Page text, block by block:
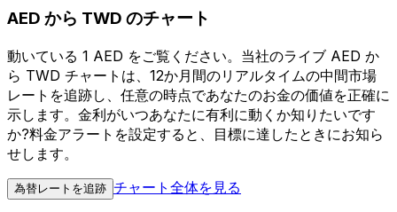
AED から TWD のチャート
動いている 1 AED をご覧ください。当社のライブ AED か
ら TWD チャートは、12か月間のリアルタイムの中間市場
レートを追跡し、任意の時点であなたのお金の価値を正確に
示します。金利がいつあなたに有利に動くか知りたいです
か?料金アラートを設定すると、目標に達したときにお知ら
せします。
為替レートを追跡 チャート全体を見る